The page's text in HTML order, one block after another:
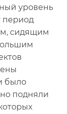
уровень
период
сидящим
было
подняли